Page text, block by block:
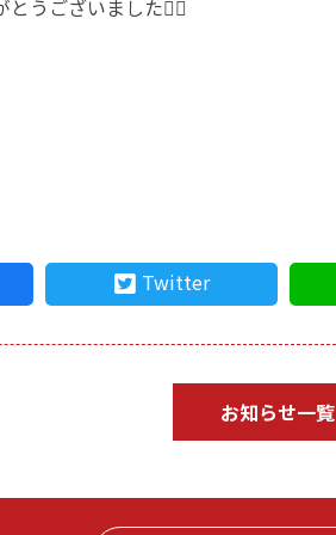
うございました🙇‍♂️
Twitter
お知らせ一覧